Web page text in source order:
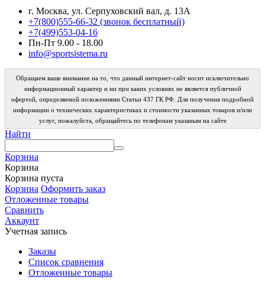
г. Москва, ул. Серпуховский вал, д. 13А
+7(800)555-66-32 (звонок бесплатный)
+7(499)553-04-16
Пн-Пт 9.00 - 18.00
info@sportsistema.ru
Обращаем ваше внимание на то, что данный интернет-сайт носит исключительно
информационный характер и ни при каких условиях не является публичной
офертой, определяемой положениями Статьи 437 ГК РФ. Для получения подробной
информации о технических характеристиках и стоимости указанных товаров и/или
услуг, пожалуйста, обращайтесь по телефонам указаным на сайте
Найти
Корзина
Корзина
Корзина пуста
Корзина Оформить заказ
Отложенные товары
Сравнить
Аккаунт
Учетная запись
Заказы
Список сравнения
Отложенные товары